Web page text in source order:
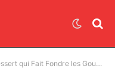
Fondre les Gourmands cet Hiver !